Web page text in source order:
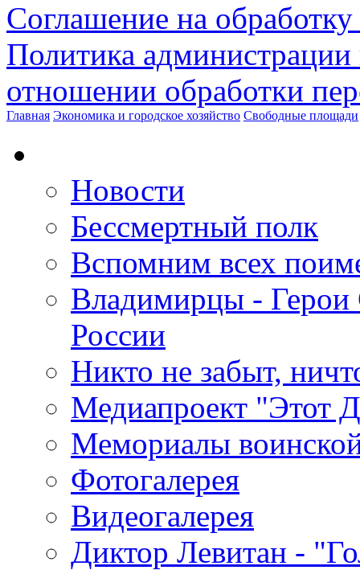
Соглашение на
Политика
отношении обработки
Главная Экономика и городское хозяйство Свободные площади
Новости
Бессмертный полк
Вспомним всех
Владимирцы - Герои
России
Никто не забыт,
Медиапроект "Этот
Мемориалы
Фотогалерея
Видеогалерея
Диктор Левитан -